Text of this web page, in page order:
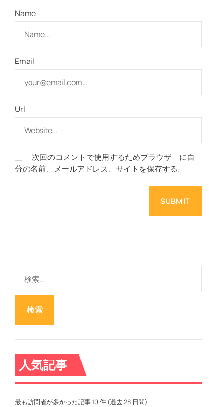
Name
Email
Url
次回のコメントで使用するためブラウザーに自
分の名前、メールアドレス、サイトを保存する。
:
人気記事
最も訪問者が多かった記事 10 件 (過去 28 日間)